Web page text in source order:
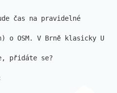
čas na pravidelné
o OSM. V Brně klasicky U
přidáte se?